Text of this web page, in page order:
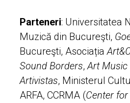
Parteneri: Universitatea
Muzică din Bucureşti,
Bucureşti, Asociația
Sound Borders, Art Music
Artivistas, Ministerul
ARFA, CCRMA (Center